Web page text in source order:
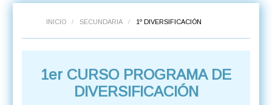
INICIO / SECUNDARIA / 1º DIVERSIFICACIÓN
1er CURSO PROGRAMA DE
DIVERSIFICACIÓN